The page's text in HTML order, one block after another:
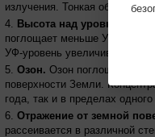
излучения. Тонкая
Высота над уровнем моря.
поглощает меньше УФ-
УФ-уровень увеличивается
Озон. Озон поглощает
поверхности Земли.
года, так и в пределах
Отражение от земной
рассеивается в различной